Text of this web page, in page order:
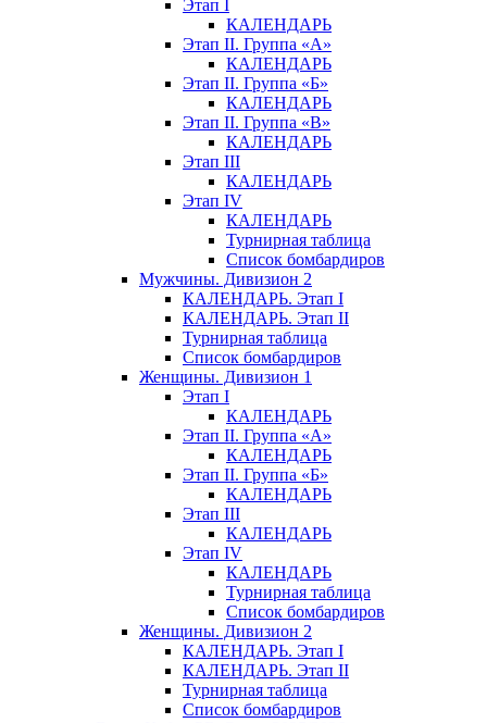
Этап I
КАЛЕНДАРЬ
Этап II. Группа «А»
КАЛЕНДАРЬ
Этап II. Группа «Б»
КАЛЕНДАРЬ
Этап II. Группа «В»
КАЛЕНДАРЬ
Этап III
КАЛЕНДАРЬ
Этап IV
КАЛЕНДАРЬ
Турнирная таблица
Список бомбардиров
Мужчины. Дивизион 2
КАЛЕНДАРЬ. Этап I
КАЛЕНДАРЬ. Этап II
Турнирная таблица
Список бомбардиров
Женщины. Дивизион 1
Этап I
КАЛЕНДАРЬ
Этап II. Группа «А»
КАЛЕНДАРЬ
Этап II. Группа «Б»
КАЛЕНДАРЬ
Этап III
КАЛЕНДАРЬ
Этап IV
КАЛЕНДАРЬ
Турнирная таблица
Список бомбардиров
Женщины. Дивизион 2
КАЛЕНДАРЬ. Этап I
КАЛЕНДАРЬ. Этап II
Турнирная таблица
Список бомбардиров